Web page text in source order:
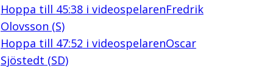
Hoppa till 45:38i videospelarenFredrik
Olovsson (S)
Hoppa till 47:52 i videospelarenOscar
Sjöstedt (SD)